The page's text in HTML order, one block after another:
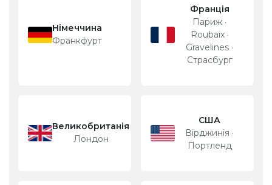
Німеччина
Франкфурт
Франція
Париж ·
Roubaix ·
Gravelines ·
Страсбург
Великобританія
Лондон
США
Вірджинія ·
Портленд